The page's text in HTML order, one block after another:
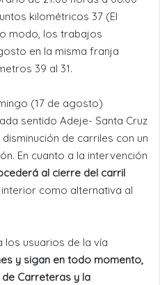
kilométricos 37 (El
modo, los trabajos
en la misma franja
39 al 31.
(17 de agosto)
sentido Adeje- Santa Cruz
de carriles con un
En cuanto a la intervención
al cierre del carril
como alternativa al
los usuarios de la vía
y sigan en todo momento,
Carreteras y la